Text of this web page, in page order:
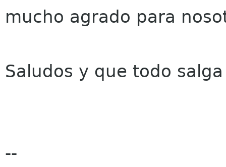
mucho agrado para
Saludos y que todo
--